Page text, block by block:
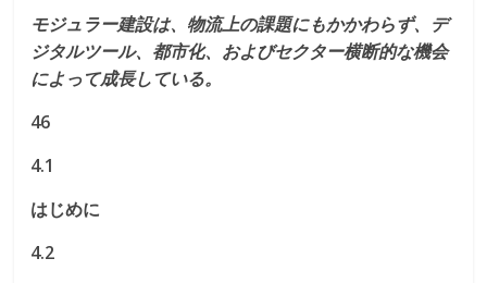
モジュラー建設は、物流上の課題にもかかわらず、デ
ジタルツール、都市化、およびセクター横断的な機会
によって成長している。
46
4.1
はじめに
4.2